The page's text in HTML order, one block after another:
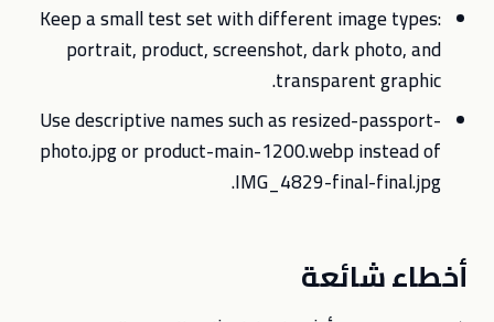
Keep a small test set with different image types:
portrait, product, screenshot, dark photo, and
transparent graphic.
Use descriptive names such as resized-passport-
photo.jpg or product-main-1200.webp instead of
IMG_4829-final-final.jpg.
أخطاء شائعة